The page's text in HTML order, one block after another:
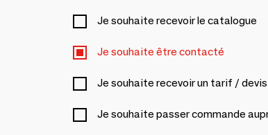
Je souhaite recevoir le catalogue
Je souhaite être contacté
Je souhaite recevoir un tarif / devis
Je souhaite passer commande